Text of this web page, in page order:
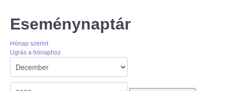
SZERETETSZOLGÁLAT
ISKOLAGYÜMÖLCS PÁLYÁZAT
"KŐRÖSTETÉTLENI ÚJ TORNATEREM
ÉPÍTÉSE" PÁLYÁZAT
Eseménynaptár
Hónap szerint
Ugrás a hónaphoz